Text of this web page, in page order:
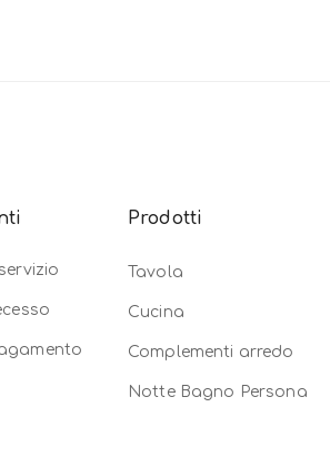
Prodotti
Tavola
Cucina
Complementi arredo
Notte Bagno Persona